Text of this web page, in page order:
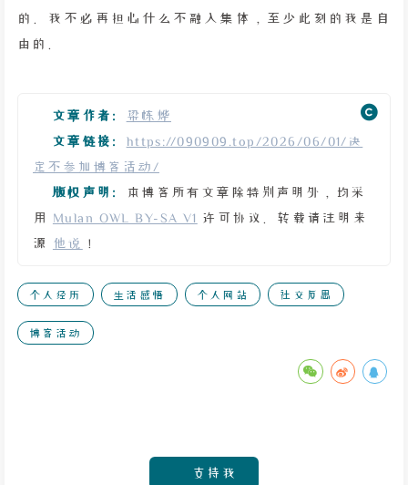
的。我不必再担心什么不融入集体，至少此刻的我是自
由的。
文章作者:
梁栋烨
文章链接:
https://090909.top/2026/06/01/决
定不参加博客活动/
版权声明:
本博客所有文章除特别声明外，均采
用 Mulan OWL BY-SA V1 许可协议。转载请注明来
源 他说 ！
个人经历 生活感悟 个人网站 社交反思
博客活动
支持我